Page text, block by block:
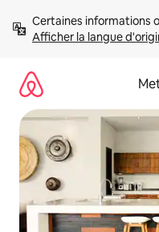
directement
Afficher la langue